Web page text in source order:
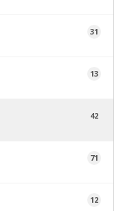
31
13
42
71
12